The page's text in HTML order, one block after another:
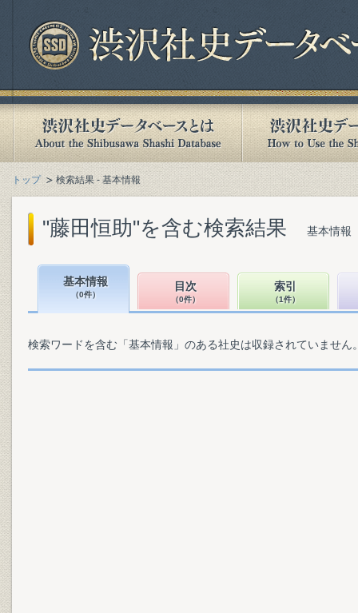
トップ 検索結果 - 基本情報
"藤田恒助"を含む検索結果 基本情報
基本情報
（0件）
目次
（0件）
索引
（1件）
検索ワードを含む「基本情報」のある社史は収録されていません